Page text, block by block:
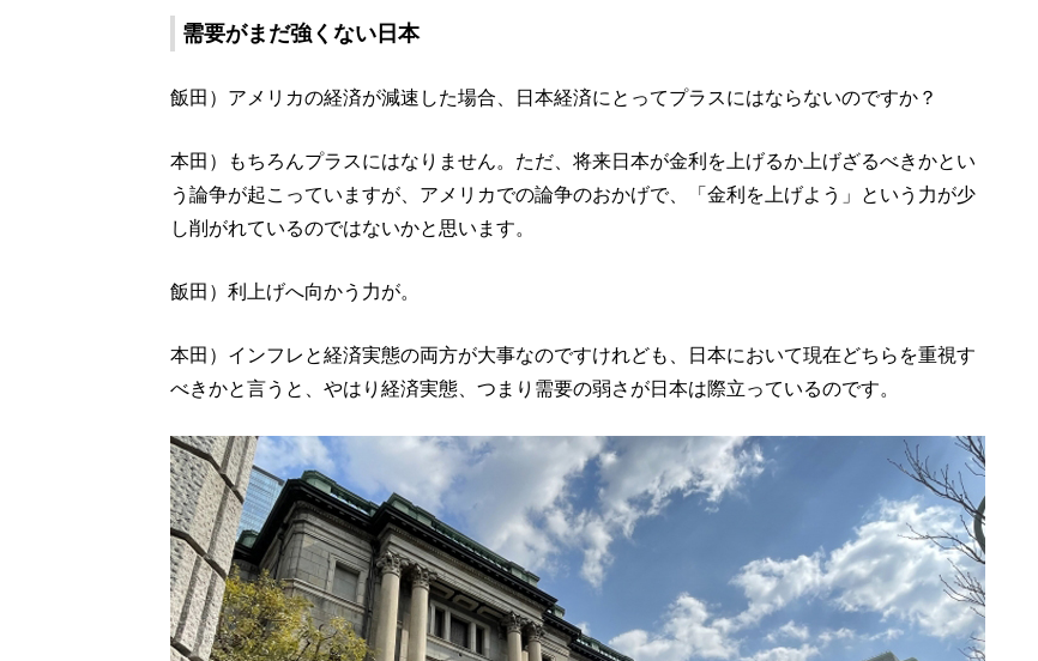
需要がまだ強くない日本
飯田）アメリカの経済が減速した場合、日本経済にとってプラスにはならないのですか？
本田）もちろんプラスにはなりません。ただ、将来日本が金利を上げるか上げざるべきかとい
う論争が起こっていますが、アメリカでの論争のおかげで、「金利を上げよう」という力が少
し削がれているのではないかと思います。
飯田）利上げへ向かう力が。
本田）インフレと経済実態の両方が大事なのですけれども、日本において現在どちらを重視す
べきかと言うと、やはり経済実態、つまり需要の弱さが日本は際立っているのです。